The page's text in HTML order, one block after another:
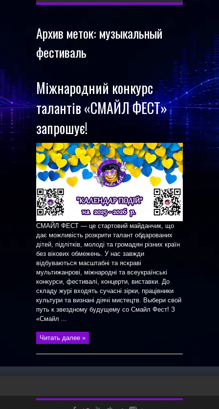
Архив меток: музыкальный
фестиваль
Міжнародний конкурс
талантів «СМАЙЛ ФЕСТ»
запрошує!
СМАЙЛ ФЕСТ — це стартовий майданчик, що
дає можливість розкрити талант обдарованих
дітей, підлітків, молоді та громадян різних країн
без вікових обмежень. У нас завжди
відбуваються масштабні та яскраві
мультижанрові, міжнародні та всеукраїнські
конкурси, фестивалі, концерти, виставки. До
складу журі входять сучасні зірки, працівники
культури та визнані діячі мистецтв. Выбери свой
путь к звездному будущему со Смайл Фест! З
«Смайл ...
Читать далее »